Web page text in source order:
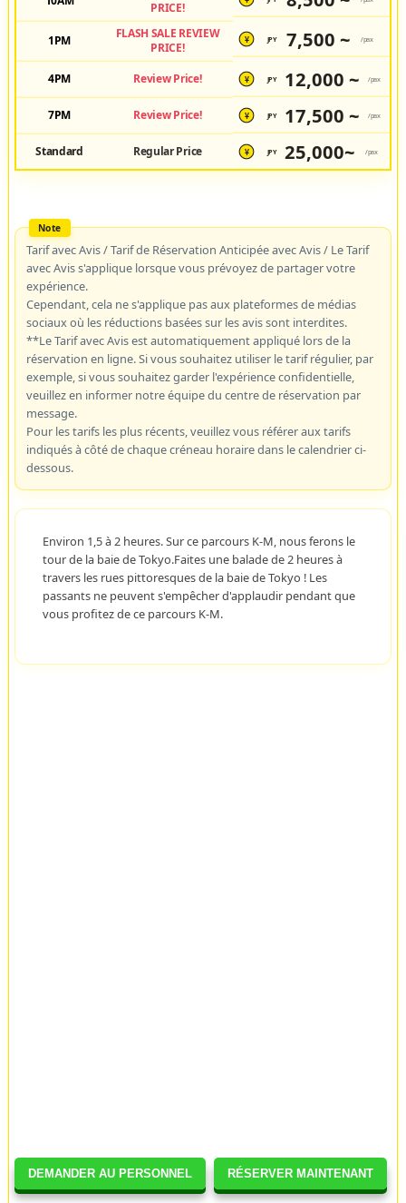
DEMANDER AU PERSONNEL RÉSERVER MAINTENANT
PRICE!
1PM
FLASH SALE REVIEW
PRICE!
¥ JPY 7,500 ~ /pax
4PM Review Price! ¥ JPY 12,000 ~ /pax
7PM Review Price! ¥ JPY 17,500 ~ /pax
Standard Regular Price ¥ JPY 25,000~ /pax
Tarif avec Avis / Tarif de Réservation Anticipée avec Avis / Le Tarif
avec Avis s'applique lorsque vous prévoyez de partager votre
expérience.
Cependant, cela ne s'applique pas aux plateformes de médias
sociaux où les réductions basées sur les avis sont interdites.
**Le Tarif avec Avis est automatiquement appliqué lors de la
réservation en ligne. Si vous souhaitez utiliser le tarif régulier, par
exemple, si vous souhaitez garder l'expérience confidentielle,
veuillez en informer notre équipe du centre de réservation par
message.
Pour les tarifs les plus récents, veuillez vous référer aux tarifs
indiqués à côté de chaque créneau horaire dans le calendrier ci-
dessous.
Environ 1,5 à 2 heures. Sur ce parcours K-M, nous ferons le
tour de la baie de Tokyo.Faites une balade de 2 heures à
travers les rues pittoresques de la baie de Tokyo ! Les
passants ne peuvent s'empêcher d'applaudir pendant que
vous profitez de ce parcours K-M.